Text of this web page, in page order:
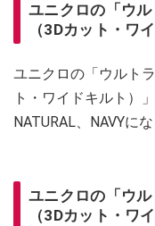
ユニクロの「ウ
（3Dカット・ワ
ユニクロの「ウルト
ト・ワイドキルト）
NATURAL、NAVYにな
ユニクロの「ウ
（3Dカット・ワ